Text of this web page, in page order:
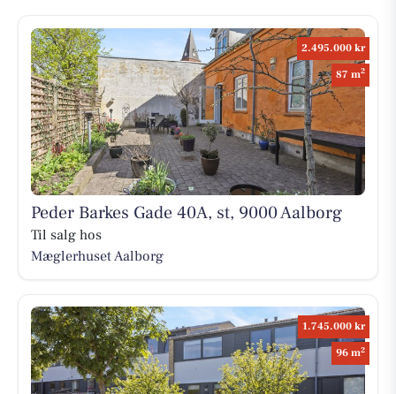
2.495.000 kr
87 m2
Peder Barkes Gade 40A, st, 9000 Aalborg
Til salg hos
Mæglerhuset Aalborg
1.745.000 kr
96 m2